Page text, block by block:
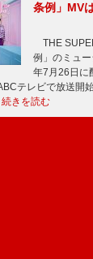
条例」MV
THE
例」のミュ
年7月26日に
テレビで放送開
続きを読む